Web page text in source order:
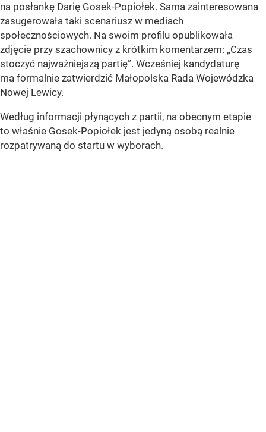
na posłankę Darię Gosek-Popiołek. Sama zainteresowana
zasugerowała taki scenariusz w mediach
społecznościowych. Na swoim profilu opublikowała
zdjęcie przy szachownicy z krótkim komentarzem: „Czas
stoczyć najważniejszą partię”. Wcześniej kandydaturę
ma formalnie zatwierdzić Małopolska Rada Wojewódzka
Nowej Lewicy.
Według informacji płynących z partii, na obecnym etapie
to właśnie Gosek-Popiołek jest jedyną osobą realnie
rozpatrywaną do startu w wyborach.